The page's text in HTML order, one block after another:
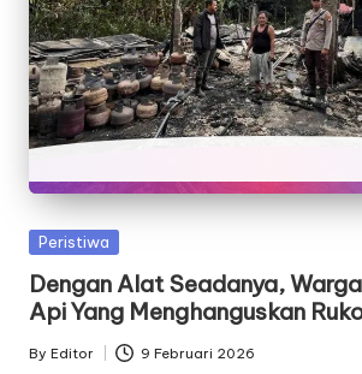
Posted
Peristiwa
Dengan Alat Seadanya,
Api Yang Menghanguskan
Posted
By Editor 9 Februari 2026